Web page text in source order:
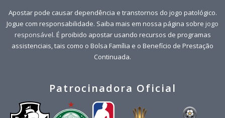
Apostar pode causar dependência e transtornos do jogo patológico.
Jogue com responsabilidade. Saiba mais em nossa página sobre jogo
responsável. É proibido apostar usando recursos de programas
assistenciais, tais como o Bolsa Família e o Benefício de Prestação
Continuada.
Patrocinadora Oficial